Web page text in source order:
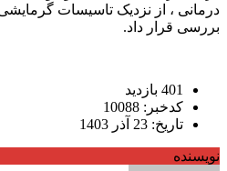
درمانی ، از نزدیک تاسیسات
بررسی قرار داد.
401 بازدید
کدخبر: 10088
تاریخ: 23 آذر 1403
نویسنده